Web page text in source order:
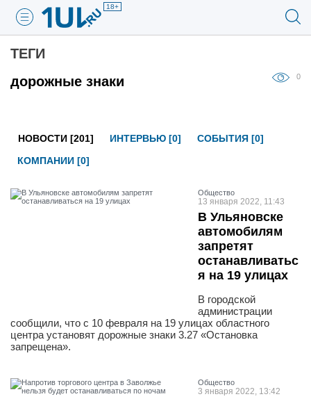
18+
ТЕГИ
дорожные знаки
0
НОВОСТИ [201] ИНТЕРВЬЮ [0]
СОБЫТИЯ [0]
КОМПАНИИ [0]
Общество
13 января 2022, 11:43
В Ульяновске
автомобилям
запретят
останавливатьс
я на 19 улицах
В городской
администрации
сообщили, что с 10 февраля на 19 улицах областного
центра установят дорожные знаки 3.27 «Остановка
запрещена».
Общество
3 января 2022, 13:42